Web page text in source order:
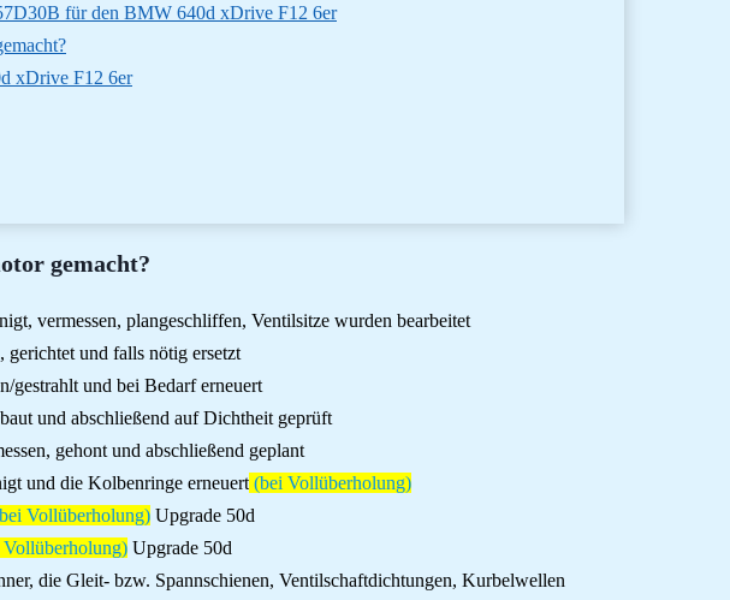
für den BMW 640d xDrive F12 6er
xDrive F12 6er
gemacht?
vermessen, plangeschliffen, Ventilsitze wurden bearbeitet
und falls nötig ersetzt
gestrahlt und bei Bedarf erneuert
und abschließend auf Dichtheit geprüft
gehont und abschließend geplant
und die Kolbenringe erneuert (bei Vollüberholung)
Vollüberholung) Upgrade 50d
Vollüberholung) Upgrade 50d
die Gleit- bzw. Spannschienen, Ventilschaftdichtungen, Kurbelwellen